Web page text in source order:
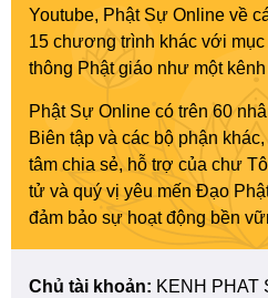
Youtube, Phật Sự Online về
15 chương trình khác với mục
thông Phật giáo như một
Phật Sự Online có trên 60
Biên tập và các bộ phận
tâm chia sẻ, hỗ trợ của chư
tử và quý vị yêu mến Đạo
đảm bảo sự hoạt động bền
Chủ tài khoản: KENH PHAT